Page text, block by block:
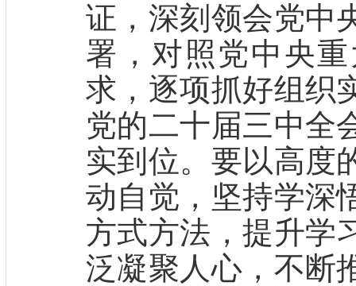
证，深刻领会党中
署，对照党中央
求，逐项抓好组织
党的二十届三中全
实到位。要以高度
动自觉，坚持学深
方式方法，提升学
泛凝聚人心，不断